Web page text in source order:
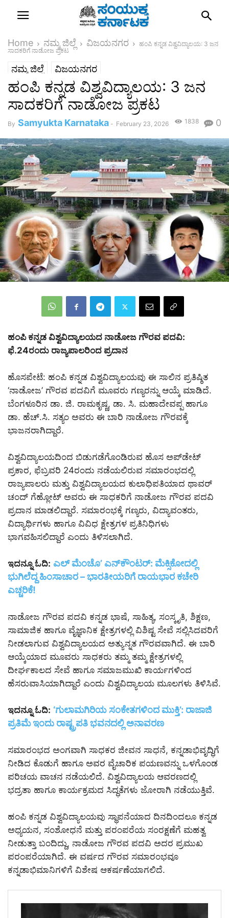
Home ನಮ್ಮ ಜಿಲ್ಲೆ ವಿಜಯನಗರ
ಹಂಪಿ ಕನ್ನಡ ವಿಶ್ವವಿದ್ಯಾಲಯ: 3 ಜನ
ಸಾದಕರಿಗೆ ನಾಡೋಜ ಪ್ರಕಟ
ನಮ್ಮ ಜಿಲ್ಲೆ ವಿಜಯನಗರ
ಹಂಪಿ ಕನ್ನಡ ವಿಶ್ವವಿದ್ಯಾಲಯ: 3 ಜನ
ಸಾದಕರಿಗೆ ನಾಡೋಜ ಪ್ರಕಟ
By Samyukta Karnataka - February 23, 2026 0
1838
ಹಂಪಿ ಕನ್ನಡ ವಿಶ್ವವಿದ್ಯಾಲಯದ ನಾಡೋಜ ಗೌರವ ಪದವಿ:
ಫೆ.24ರಂದು ರಾಜ್ಯಪಾಲರಿಂದ ಪ್ರದಾನ
ಹೊಸಪೇಟೆ: ಹಂಪಿ ಕನ್ನಡ ವಿಶ್ವವಿದ್ಯಾಲಯವು ಈ ಸಾಲಿನ ಪ್ರತಿಷ್ಠಿತ
‘ನಾಡೋಜ’ ಗೌರವ ಪದವಿಗೆ ಮೂವರು ಗಣ್ಯರನ್ನು ಆಯ್ಕೆ ಮಾಡಿದೆ.
ಬೆಂಗಳೂರಿನ ಡಾ. ಜಿ. ರಾಮಕೃಷ್ಣ, ಡಾ. ಸಿ. ಮಹಾದೇವಪ್ಪ ಹಾಗೂ
ಡಾ. ಹೆಚ್.ಸಿ. ಸತ್ಯಂ ಅವರು ಈ ಬಾರಿ ನಾಡೋಜ ಗೌರವಕ್ಕೆ
ಭಾಜನರಾಗಿದ್ದಾರೆ.
ವಿಶ್ವವಿದ್ಯಾಲಯದಿಂದ ಬಿಡುಗಡೆಗೊಂಡಿರುವ ಹೊಸ ಅಪ್‌ಡೇಟ್
ಪ್ರಕಾರ, ಫೆಬ್ರವರಿ 24ರಂದು ನಡೆಯಲಿರುವ ಸಮಾರಂಭದಲ್ಲಿ
ರಾಜ್ಯಪಾಲರು ಮತ್ತು ವಿಶ್ವವಿದ್ಯಾಲಯದ ಕುಲಾಧಿಪತಿಯಾದ ಥಾವರ್
ಚಂದ್ ಗೆಹ್ಲೋಟ್ ಅವರು ಈ ಸಾಧಕರಿಗೆ ನಾಡೋಜ ಗೌರವ ಪದವಿ
ಪ್ರದಾನ ಮಾಡಲಿದ್ದಾರೆ. ಸಮಾರಂಭಕ್ಕೆ ಗಣ್ಯರು, ವಿದ್ಯಾವಂತರು,
ವಿದ್ಯಾರ್ಥಿಗಳು ಹಾಗೂ ವಿವಿಧ ಕ್ಷೇತ್ರಗಳ ಪ್ರತಿನಿಧಿಗಳು
ಭಾಗವಹಿಸಲಿದ್ದಾರೆ ಎಂದು ತಿಳಿಸಲಾಗಿದೆ.
ಇದನ್ನೂ ಓದಿ: ಎಲ್ ಮೆಂಚೊ’ ಎನ್‌ಕೌಂಟರ್: ಮೆಕ್ಸಿಕೋದಲ್ಲಿ
ಭುಗಿಲೆದ್ದ ಹಿಂಸಾಚಾರ – ಭಾರತೀಯರಿಗೆ ರಾಯಭಾರ ಕಚೇರಿ
ಎಚ್ಚರಿಕೆ!
ನಾಡೋಜ ಗೌರವ ಪದವಿ ಕನ್ನಡ ಭಾಷೆ, ಸಾಹಿತ್ಯ, ಸಂಸ್ಕೃತಿ, ಶಿಕ್ಷಣ,
ಸಾಮಾಜಿಕ ಹಾಗೂ ವೈಜ್ಞಾನಿಕ ಕ್ಷೇತ್ರಗಳಲ್ಲಿ ವಿಶಿಷ್ಟ ಸೇವೆ ಸಲ್ಲಿಸಿದವರಿಗೆ
ನೀಡಲಾಗುವ ವಿಶ್ವವಿದ್ಯಾಲಯದ ಅತ್ಯುನ್ನತ ಗೌರವವಾಗಿದೆ. ಈ ಬಾರಿ
ಆಯ್ಕೆಯಾದ ಮೂವರು ಸಾಧಕರು ತಮ್ಮ ತಮ್ಮ ಕ್ಷೇತ್ರಗಳಲ್ಲಿ
ದೀರ್ಘಕಾಲದ ಸೇವೆ ಹಾಗೂ ಸಮಾಜಮುಖಿ ಕಾರ್ಯಗಳಿಂದ
ಹೆಸರುವಾಸಿಯಾಗಿದ್ದಾರೆ ಎಂದು ವಿಶ್ವವಿದ್ಯಾಲಯ ಮೂಲಗಳು ತಿಳಿಸಿವೆ.
ಇದನ್ನೂ ಓದಿ: ‘ಗುಲಾಮಗಿರಿಯ ಸಂಕೇತಗಳಿಂದ ಮುಕ್ತಿ’: ರಾಜಾಜಿ
ಪ್ರತಿಮೆ ಇಂದು ರಾಷ್ಟ್ರಪತಿ ಭವನದಲ್ಲಿ ಅನಾವರಣ
ಸಮಾರಂಭದ ಅಂಗವಾಗಿ ಸಾಧಕರ ಜೀವನ ಸಾಧನೆ, ಕನ್ನಡಾಭಿವೃದ್ಧಿಗೆ
ನೀಡಿದ ಕೊಡುಗೆ ಹಾಗೂ ಅವರ ವೈಚಾರಿಕ ಪಯಣವನ್ನು ಒಳಗೊಂಡ
ಪರಿಚಯ ವಾಚನ ನಡೆಯಲಿದೆ. ವಿಶ್ವವಿದ್ಯಾಲಯ ಆವರಣದಲ್ಲಿ
ಭದ್ರತಾ ಹಾಗೂ ಕಾರ್ಯಕ್ರಮದ ಸಿದ್ಧತೆಗಳು ಜೋರಾಗಿ ನಡೆಯುತ್ತಿವೆ.
ಹಂಪಿ ಕನ್ನಡ ವಿಶ್ವವಿದ್ಯಾಲಯವು ಸ್ಥಾಪನೆಯಾದ ದಿನದಿಂದಲೂ ಕನ್ನಡ
ಅಧ್ಯಯನ, ಸಂಶೋಧನೆ ಮತ್ತು ಪರಂಪರೆಯ ಸಂರಕ್ಷಣೆಗೆ ಮಹತ್ವ
ನೀಡುತ್ತಾ ಬಂದಿದ್ದು, ನಾಡೋಜ ಗೌರವ ಪದವಿ ಅದರ ಪ್ರಮುಖ
ಪರಂಪರೆಯಾಗಿದೆ. ಈ ವರ್ಷದ ಗೌರವ ಸಮಾರಂಭವೂ
ಕನ್ನಡಾಭಿಮಾನಿಗಳಿಗೆ ವಿಶೇಷ ಆಕರ್ಷಣೆಯಾಗಲಿದೆ.